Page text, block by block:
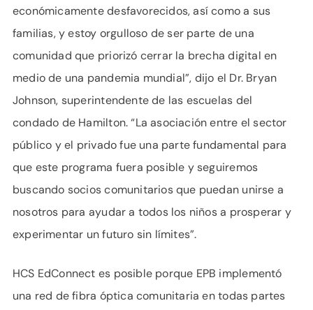
económicamente desfavorecidos, así como a sus
familias, y estoy orgulloso de ser parte de una
comunidad que priorizó cerrar la brecha digital en
medio de una pandemia mundial”, dijo el Dr. Bryan
Johnson, superintendente de las escuelas del
condado de Hamilton. “La asociación entre el sector
público y el privado fue una parte fundamental para
que este programa fuera posible y seguiremos
buscando socios comunitarios que puedan unirse a
nosotros para ayudar a todos los niños a prosperar y
experimentar un futuro sin límites”.
HCS EdConnect es posible porque EPB implementó
una red de fibra óptica comunitaria en todas partes